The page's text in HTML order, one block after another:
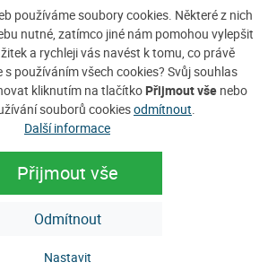
používáme soubory cookies. Některé z nich
nutné, zatímco jiné nám pomohou vylepšit
a rychleji vás navést k tomu, co právě
s používáním všech cookies? Svůj souhlas
kliknutím na tlačítko Přijmout vše nebo
souborů cookiesodmítnout
Další informace
Přijmout vše
Odmítnout
Nastavit
v rodinném apartmánu v krásném
na Javorníku je vhodné nejen
/ noc